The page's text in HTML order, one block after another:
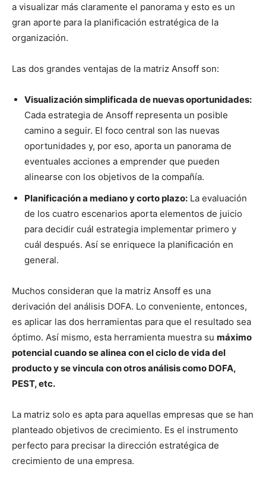
a visualizar más claramente el panorama y esto es un
gran aporte para la planificación estratégica de la
organización.
Las dos grandes ventajas de la matriz Ansoff son:
Visualización simplificada de nuevas oportunidades:
Cada estrategia de Ansoff representa un posible
camino a seguir. El foco central son las nuevas
oportunidades y, por eso, aporta un panorama de
eventuales acciones a emprender que pueden
alinearse con los objetivos de la compañía.
Planificación a mediano y corto plazo: La evaluación
de los cuatro escenarios aporta elementos de juicio
para decidir cuál estrategia implementar primero y
cuál después. Así se enriquece la planificación en
general.
Muchos consideran que la matriz Ansoff es una
derivación del análisis DOFA. Lo conveniente, entonces,
es aplicar las dos herramientas para que el resultado sea
óptimo. Así mismo, esta herramienta muestra su máximo
potencial cuando se alinea con el ciclo de vida del
producto y se vincula con otros análisis como DOFA,
PEST, etc.
La matriz solo es apta para aquellas empresas que se han
planteado objetivos de crecimiento. Es el instrumento
perfecto para precisar la dirección estratégica de
crecimiento de una empresa.